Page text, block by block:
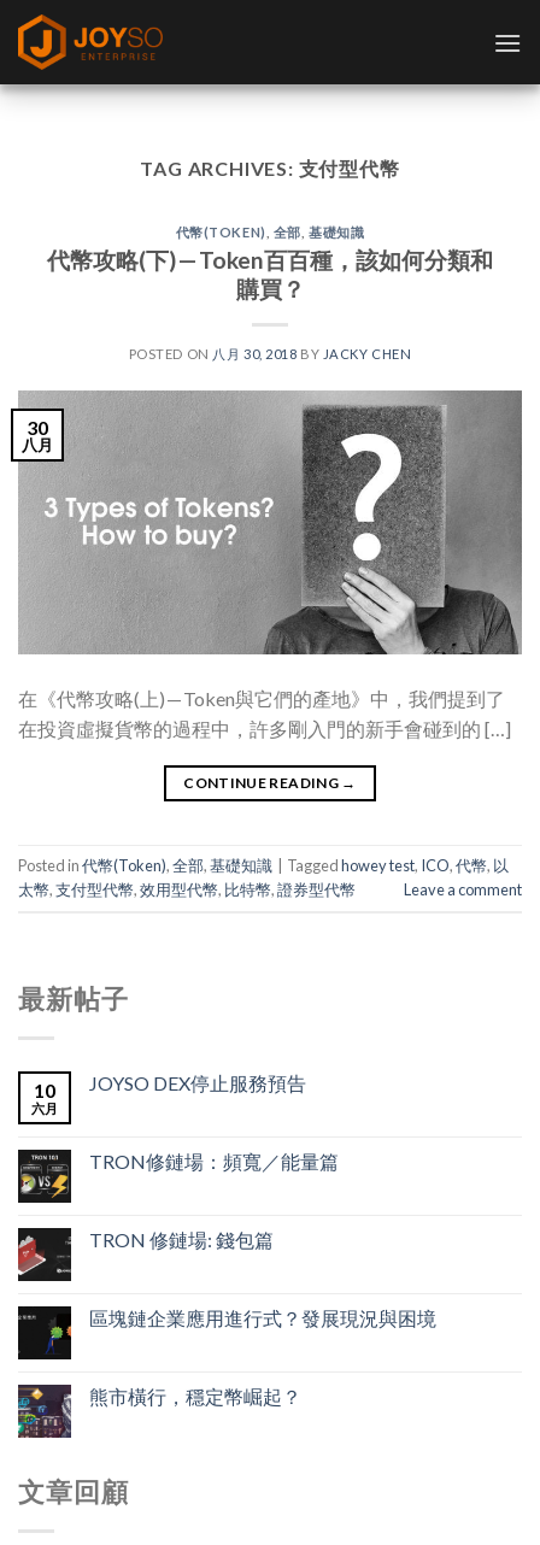
Skip
content
TAG ARCHIVES: 支付型代幣
代幣(TOKEN) 全部 ,基礎知識
代幣攻略(下) — Token百百種，該如何分類和
購買？
POSTED ON 八月 30, 2018 BY JACKY CHEN
30
八月
在《代幣攻略(上) — Token與它們的產地》中，我們提到了
在投資虛擬貨幣的過程中，許多剛入門的新手會碰到的 […]
CONTINUE READING →
Posted in代幣(Token),全部,基礎知識 Taggedhowey test, ICO,代幣, 以
太幣,支付型代幣,效用型代幣, 比特幣,證券型代幣 Leave a comment
最新帖子
10
六月
JOYSO DEX停止服務預告
TRON修鏈場：頻寬／能量篇
TRON 修鏈場: 錢包篇
區塊鏈企業應用進行式？發展現況與困境
熊市橫行，穩定幣崛起？
文章回顧